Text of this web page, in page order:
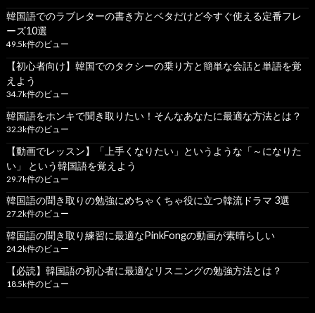
韓国語でのラブレターの書き方とベタだけど今すぐ使える定番フレ
ーズ10選
49.5k件のビュー
【初心者向け】韓国でのタクシーの乗り方と簡単な会話と単語を覚
えよう
34.7k件のビュー
韓国語をホンキで聞き取りたい！そんなあなたに最適な方法とは？
32.3k件のビュー
【動画でレッスン】「上手くなりたい」というような「～になりた
い」 という韓国語を覚えよう
29.7k件のビュー
韓国語の聞き取りの勉強にめちゃくちゃ役に立つ韓流ドラマ 3選
27.2k件のビュー
韓国語の聞き取り練習に最適なPinkFongの動画が素晴らしい
24.2k件のビュー
【必読】韓国語の初心者に最適なリスニングの勉強方法とは？
18.5k件のビュー